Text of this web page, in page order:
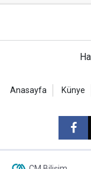
Anasayfa Künye